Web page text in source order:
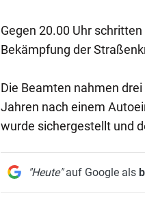
Gegen 20.00 Uhr
Bekämpfung der
Die Beamten nahmen
Jahren nach einem
wurde sichergestellt und
"Heute"auf Google als